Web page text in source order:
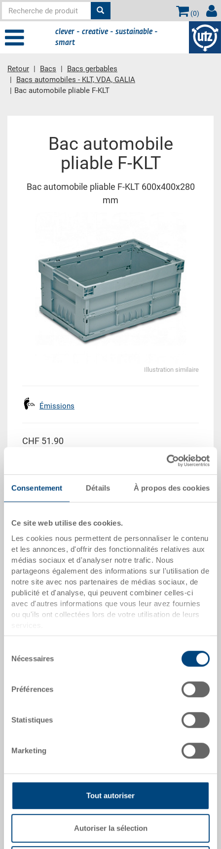
Consentement Détails À propos des cookies
Ce site web utilise des cookies.
Les cookies nous permettent de personnaliser le contenu
et les annonces, d'offrir des fonctionnalités relatives aux
médias sociaux et d'analyser notre trafic. Nous
partageons également des informations sur l'utilisation de
notre site avec nos partenaires de médias sociaux, de
publicité et d'analyse, qui peuvent combiner celles-ci
avec d'autres informations que vous leur avez fournies
ou qu'ils ont collectées lors de votre utilisation de leurs
Nécessaires
Préférences
Statistiques
Marketing
Tout autoriser
Autoriser la sélection
(0)
clever - creative - sustainable -
smart
Retour Bacs
Bacs gerbables
Bacs automobiles - KLT, VDA, GALIA
Bac automobile pliable F-KLT
Bac automobile
pliable F-KLT
Bac automobile pliable F-KLT 600x400x280
mm
Illustration similaire
Émissions
CHF 51.90
frais du transport
Quantité
Dans le panier
Quantité de commande minimale: 1000 unités
dates de l'article
Numéro de commande
40-6410-10.5070.0101
demande
Demander une offre
ext. 600x400x280 mm, int. 534x357x262 mm, hauteur
pliée 95 mm, 50.0 l, parois pleines, fond plein